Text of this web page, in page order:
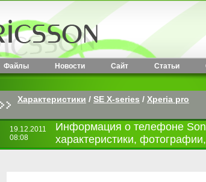
Файлы Новости Сайт Статьи
Характеристики / SE X-series / Xperia pro
19.12.2011
08:08
Информация о телефоне
характеристики,